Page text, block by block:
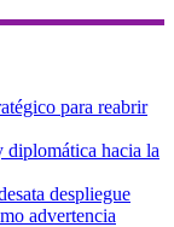
para reabrir
hacia la
despliegue
advertencia